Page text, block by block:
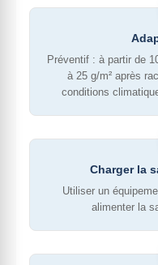
Préventif : à partir de
à 25 g/m² après
conditions
Charger la
Utiliser un
alimenter la